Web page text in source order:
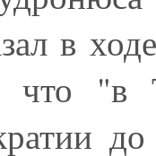
в
что "в